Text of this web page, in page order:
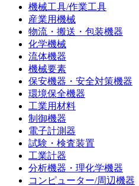
機械工具/作業工具
産業用機械
物流・搬送・包装機器
化学機械
流体機器
機械要素
保安機器・安全対策機器
環境保全機器
工業用材料
制御機器
電子計測器
試験・検査装置
工業計器
分析機器・理化学機器
コンピューター/周辺機器